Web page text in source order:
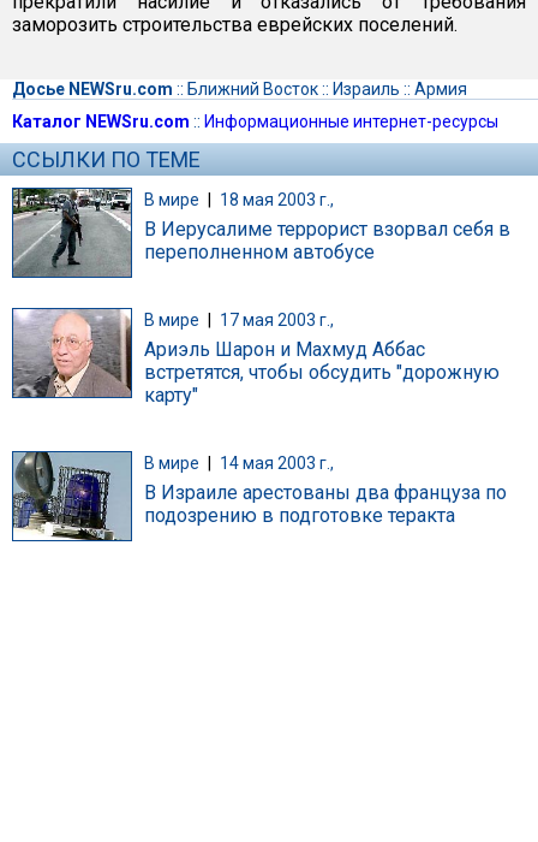
заморозить строительства еврейских поселений.
Досье NEWSru.com :: Ближний Восток:: Израиль :: Армия
Каталог NEWSru.com :: Информационные интернет-ресурсы
ССЫЛКИ ПО ТЕМЕ
В мире | 18 мая 2003 г.,
В Иерусалиме террорист взорвал себя в
переполненном автобусе
В мире 17 мая 2003 г.,
Ариэль Шарон и Махмуд Аббас
встретятся, чтобы обсудить "дорожную
карту"
В мире 14 мая 2003 г.,
В Израиле арестованы два француза по
подозрению в подготовке теракта